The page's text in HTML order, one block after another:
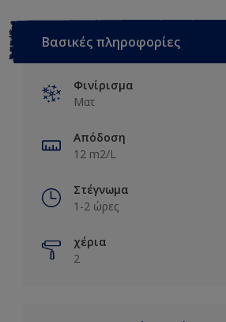
Βασικές πληροφορίες
Φινίρισμα
Ματ
Απόδοση
12 m2/L
Στέγνωμα
1-2 ώρες
χέρια
2